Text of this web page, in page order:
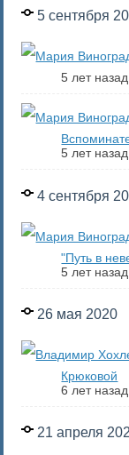
5 сентября
5 лет назад
5 лет назад
4 сентября
"Путь в
5 лет назад
26 мая 2020
Крюковой
6 лет назад
21 апреля